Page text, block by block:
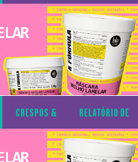
CACHOS TRANSPARÊNCIA
CRESPOS &
CACHOS
RELATÓRIO DE
TRANSPARÊNCIA